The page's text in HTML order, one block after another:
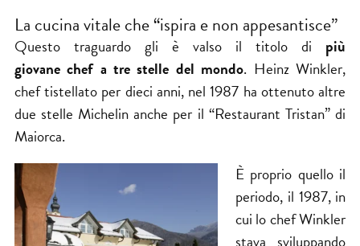
La cucina vitale che “ispira e non appesantisce”
Questo traguardo gli è valso il titolo di più
giovane chef a tre stelle del mondo. Heinz Winkler,
chef tistellato per dieci anni, nel 1987 ha ottenuto altre
due stelle Michelin anche per il “Restaurant Tristan” di
Maiorca.
È proprio quello il
periodo, il 1987, in
cui lo chef Winkler